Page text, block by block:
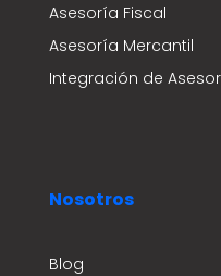
Asesoría Fiscal
Asesoría Mercantil
Integración de
Nosotros
Blog